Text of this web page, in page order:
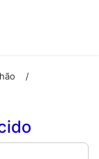
/